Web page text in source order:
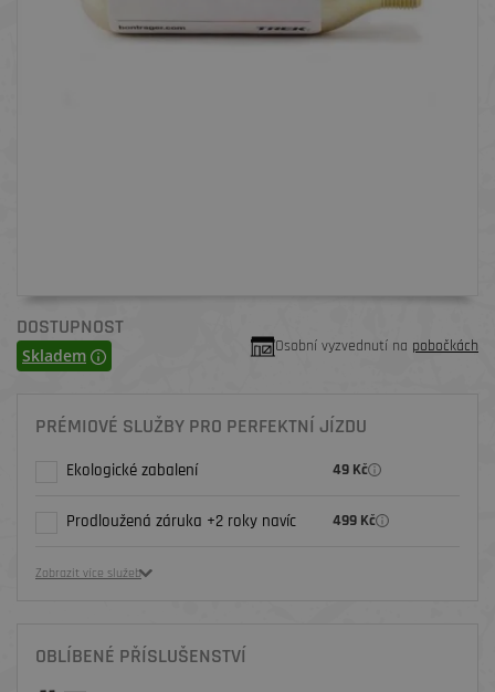
DOSTUPNOST
Skladem Osobní vyzvednutí na pobočkách
PRÉMIOVÉ SLUŽBY PRO PERFEKTNÍ JÍZDU
Ekologické zabalení 49 Kč
Prodloužená záruka +2 roky navíc 499 Kč
Zobrazit více služeb
OBLÍBENÉ PŘÍSLUŠENSTVÍ